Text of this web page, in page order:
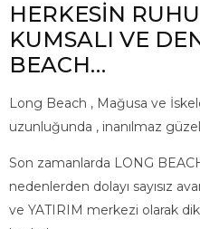
HERKESİN
KUMSALI VE
BEACH…
Long Beach , Mağusa ve
uzunluğunda , inanılmaz
Son zamanlarda LONG
nedenlerden dolayı sayısız
ve YATIRIM merkezi olarak